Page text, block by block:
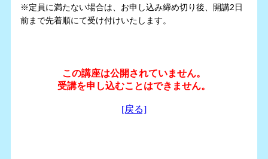
※定員に満たない場合は、お申し込み締め切り後、開講2日
前まで先着順にて受け付けいたします。